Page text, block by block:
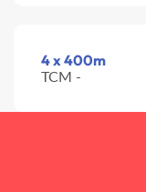
4 x 400m
TCM -